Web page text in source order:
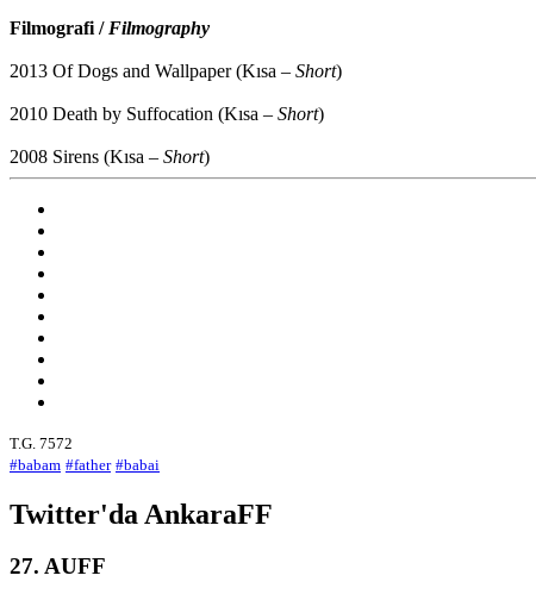
Filmografi / Filmography
2013 Of Dogs and Wallpaper (Kısa – Short)
2010 Death by Suffocation (Kısa – Short)
2008 Sirens (Kısa – Short)
T.G. 7572
#babam #father #babai
Twitter'da AnkaraFF
27. AUFF